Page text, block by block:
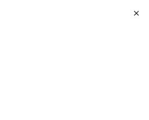
×